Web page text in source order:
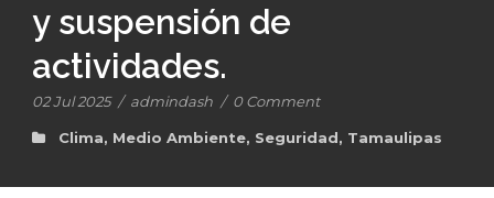
y suspensión de
actividades.
02 Jul 2025 / admindash / 0 Comment
Clima, Medio Ambiente, Seguridad, Tamaulipas